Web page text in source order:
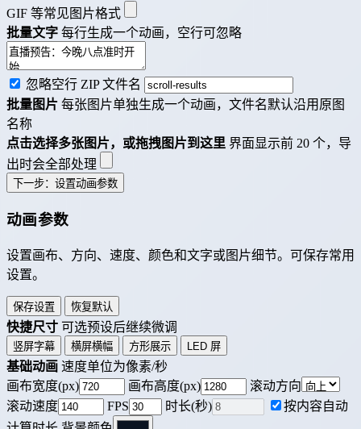
GIF 等常见图片格式
批量文字 每行生成一个动画，空行可忽略
忽略空行 ZIP 文件名
批量图片 每张图片单独生成一个动画，文件名默认沿用原图
名称
点击选择多张图片，或拖拽图片到这里 界面显示前 20 个，导
出时会全部处理
下一步：设置动画参数
动画参数
设置画布、方向、速度、颜色和文字或图片细节。可保存常用
设置。
保存设置 恢复默认
快捷尺寸 可选预设后继续微调
竖屏字幕 横屏横幅 方形展示 LED 屏
基础动画 速度单位为像素/秒
画布宽度(px)
画布高度(px)
滚动方向
滚动速度
FPS 时长(秒)
按内容自动